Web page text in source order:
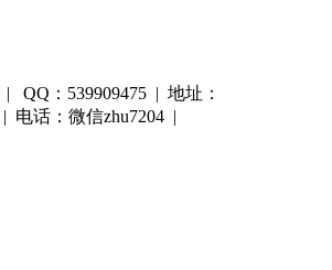
| QQ：539909475 | 地址：
| 电话：微信zhu7204 |